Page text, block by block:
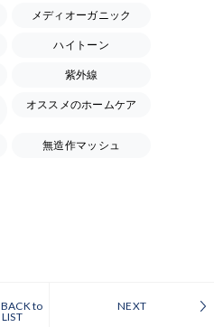
メディオーガニック
ハイトーン
紫外線
オススメのホームケア
無造作マッシュ
BACK to
LIST
NEXT